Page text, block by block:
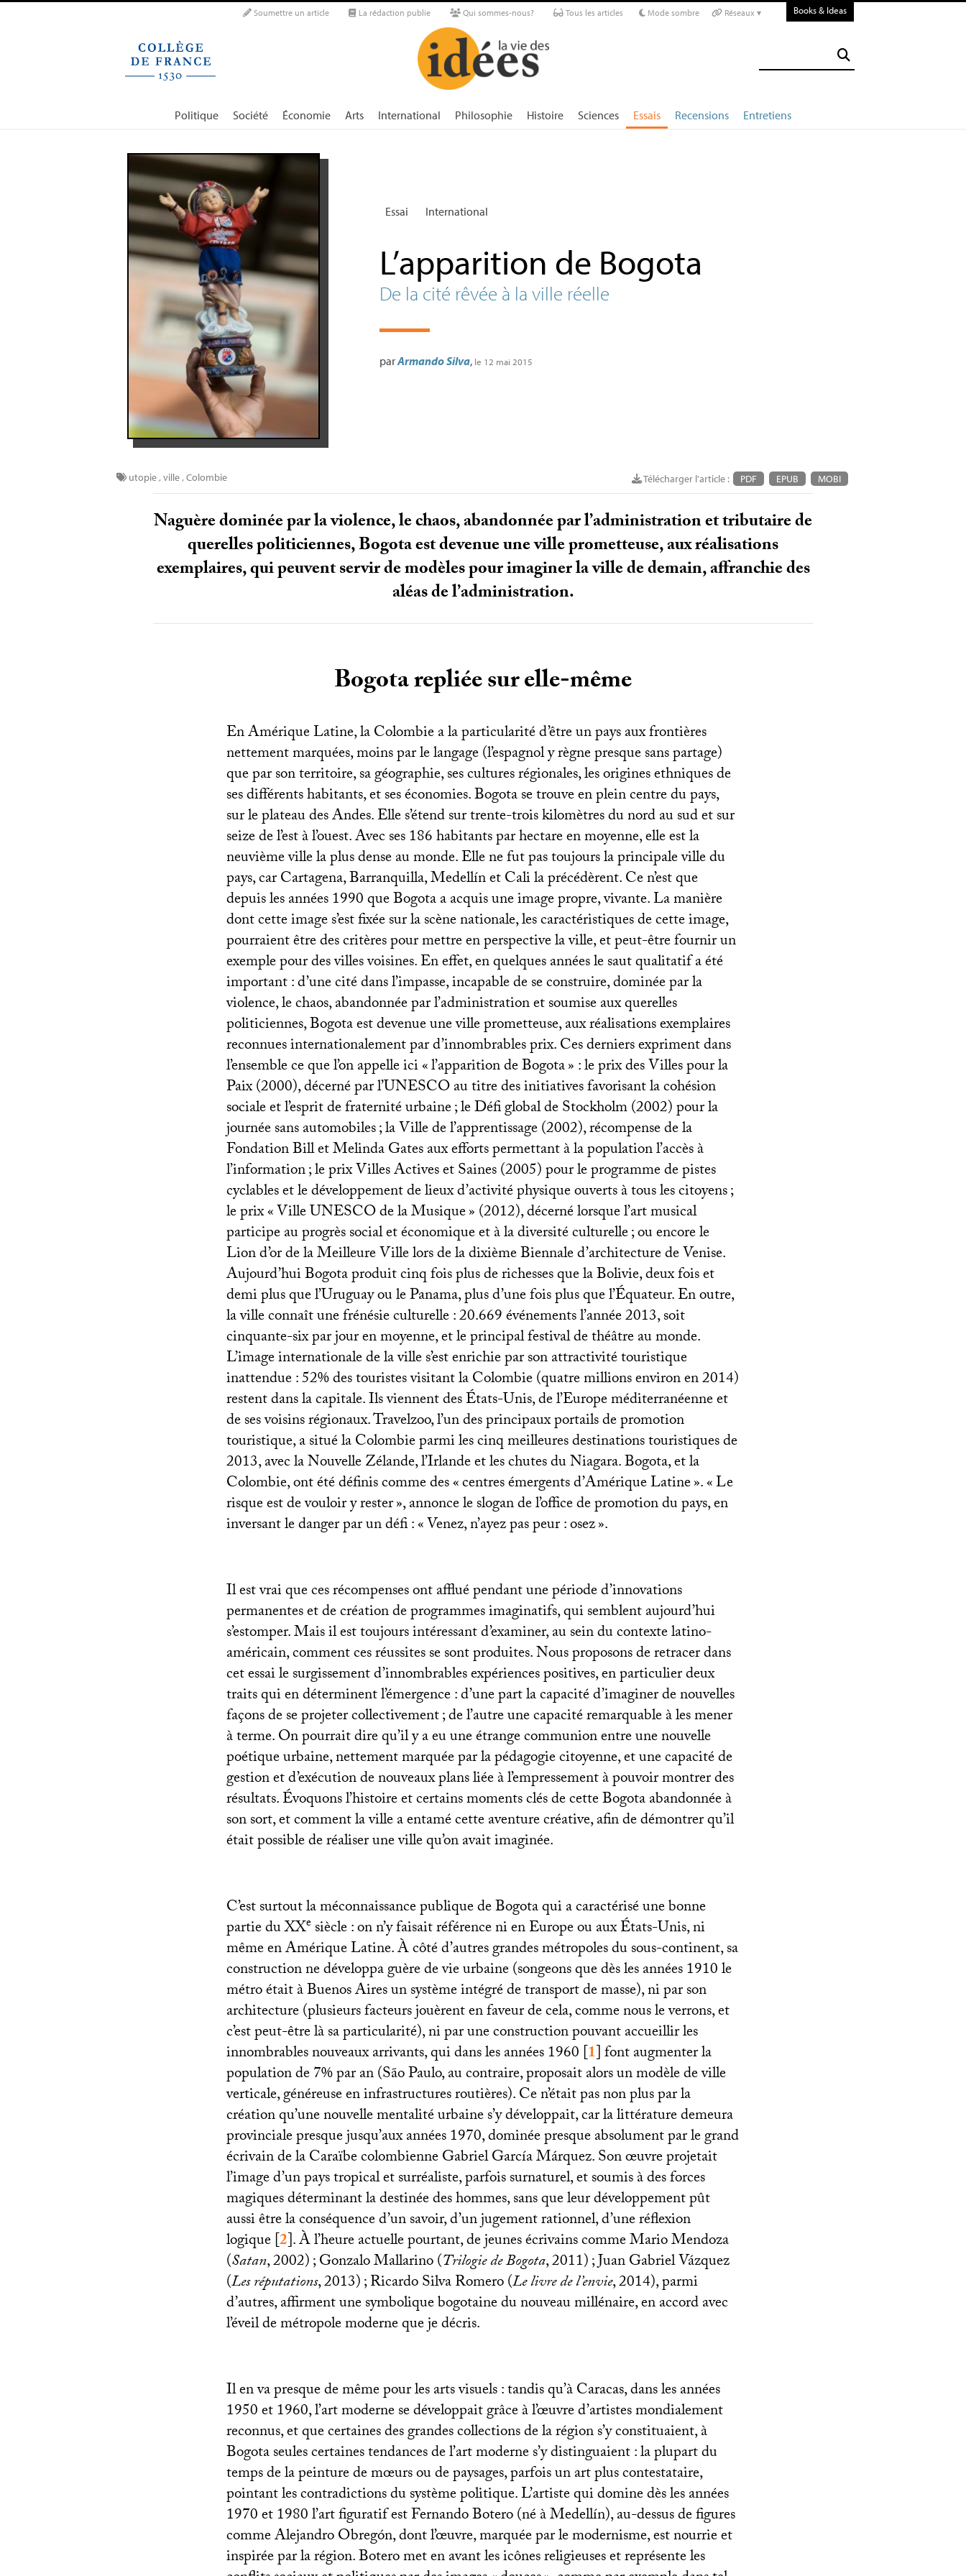
Soumettre un article La rédaction publie Qui sommes-nous? Tous les articles Mode sombre Réseaux ▾ Books & Ideas
Politique Société Économie Arts International Philosophie Histoire Sciences Essais Recensions Entretiens
Essai International
L’apparition de Bogota
De la cité rêvée à la ville réelle
parArmando Silva, le 12 mai 2015
Télécharger l'article : PDF EPUB MOBI
utopie,ville,Colombie
Naguère dominée par la violence, le chaos, abandonnée par l’administration et tributaire de
querelles politiciennes, Bogota est devenue une ville prometteuse, aux réalisations
exemplaires, qui peuvent servir de modèles pour imaginer la ville de demain, affranchie des
aléas de l’administration.
Bogota repliée sur elle-même
En Amérique Latine, la Colombie a la particularité d’être un pays aux frontières
nettement marquées, moins par le langage (l’espagnol y règne presque sans partage)
que par son territoire, sa géographie, ses cultures régionales, les origines ethniques de
ses différents habitants, et ses économies. Bogota se trouve en plein centre du pays,
sur le plateau des Andes. Elle s’étend sur trente-trois kilomètres du nord au sud et sur
seize de l’est à l’ouest. Avec ses 186 habitants par hectare en moyenne, elle est la
neuvième ville la plus dense au monde. Elle ne fut pas toujours la principale ville du
pays, car Cartagena, Barranquilla, Medellín et Cali la précédèrent. Ce n’est que
depuis les années 1990 que Bogota a acquis une image propre, vivante. La manière
dont cette image s’est fixée sur la scène nationale, les caractéristiques de cette image,
pourraient être des critères pour mettre en perspective la ville, et peut-être fournir un
exemple pour des villes voisines. En effet, en quelques années le saut qualitatif a été
important : d’une cité dans l’impasse, incapable de se construire, dominée par la
violence, le chaos, abandonnée par l’administration et soumise aux querelles
politiciennes, Bogota est devenue une ville prometteuse, aux réalisations exemplaires
reconnues internationalement par d’innombrables prix. Ces derniers expriment dans
l’ensemble ce que l’on appelle ici «l’apparition de Bogota» : le prix des Villes pour la
Paix (2000), décerné par l’UNESCOau titre des initiatives favorisant la cohésion
sociale et l’esprit de fraternité urbaine; le Défi global de Stockholm (2002) pour la
journée sans automobiles; la Ville de l’apprentissage (2002), récompense de la
Fondation Bill et Melinda Gates aux efforts permettant à la population l’accès à
l’information; le prix Villes Actives et Saines (2005) pour le programme de pistes
cyclables et le développement de lieux d’activité physique ouverts à tous les citoyens;
le prix «VilleUNESCOde la Musique» (2012), décerné lorsque l’art musical
participe au progrès social et économique et à la diversité culturelle; ou encore le
Lion d’or de la Meilleure Ville lors de la dixième Biennale d’architecture de Venise.
Aujourd’hui Bogota produit cinq fois plus de richesses que la Bolivie, deux fois et
demi plus que l’Uruguay ou le Panama, plus d’une fois plus que l’Équateur. En outre,
la ville connaît une frénésie culturelle : 20.669 événements l’année 2013, soit
cinquante-six par jour en moyenne, et le principal festival de théâtre au monde.
L’image internationale de la ville s’est enrichie par son attractivité touristique
inattendue : 52% des touristes visitant la Colombie (quatre millions environ en 2014)
restent dans la capitale. Ils viennent des États-Unis, de l’Europe méditerranéenne et
de ses voisins régionaux. Travelzoo, l’un des principaux portails de promotion
touristique, a situé la Colombie parmi les cinq meilleures destinations touristiques de
2013, avec la Nouvelle Zélande, l’Irlande et les chutes du Niagara. Bogota, et la
Colombie, ont été définis comme des «centres émergents d’Amérique Latine». «Le
risque est de vouloir y rester», annonce le slogan de l’office de promotion du pays, en
inversant le danger par un défi : «Venez, n’ayez pas peur : osez».
Il est vrai que ces récompenses ont afflué pendant une période d’innovations
permanentes et de création de programmes imaginatifs, qui semblent aujourd’hui
s’estomper. Mais il est toujours intéressant d’examiner, au sein du contexte latino-
américain, comment ces réussites se sont produites. Nous proposons de retracer dans
cet essai le surgissement d’innombrables expériences positives, en particulier deux
traits qui en déterminent l’émergence : d’une part la capacité d’imaginer de nouvelles
façons de se projeter collectivement; de l’autre une capacité remarquable à les mener
à terme. On pourrait dire qu’il y a eu une étrange communion entre une nouvelle
poétique urbaine, nettement marquée par la pédagogie citoyenne, et une capacité de
gestion et d’exécution de nouveaux plans liée à l’empressement à pouvoir montrer des
résultats. Évoquons l’histoire et certains moments clés de cette Bogota abandonnée à
son sort, et comment la ville a entamé cette aventure créative, afin de démontrer qu’il
était possible de réaliser une ville qu’on avait imaginée.
C’est surtout la méconnaissance publique de Bogota qui a caractérisé une bonne
partie duXXe siècle : on n’y faisait référence ni en Europe ou aux États-Unis, ni
même en Amérique Latine. À côté d’autres grandes métropoles du sous-continent, sa
construction ne développa guère de vie urbaine (songeons que dès les années 1910 le
métro était à Buenos Aires un système intégré de transport de masse), ni par son
architecture (plusieurs facteurs jouèrent en faveur de cela, comme nous le verrons, et
c’est peut-être là sa particularité), ni par une construction pouvant accueillir les
innombrables nouveaux arrivants, qui dans les années 1960[1]font augmenter la
population de 7% par an (São Paulo, au contraire, proposait alors un modèle de ville
verticale, généreuse en infrastructures routières). Ce n’était pas non plus par la
création qu’une nouvelle mentalité urbaine s’y développait, car la littérature demeura
provinciale presque jusqu’aux années 1970, dominée presque absolument par le grand
écrivain de la Caraïbe colombienne Gabriel García Márquez. Son œuvre projetait
l’image d’un pays tropical et surréaliste, parfois surnaturel, et soumis à des forces
magiques déterminant la destinée des hommes, sans que leur développement pût
aussi être la conséquence d’un savoir, d’un jugement rationnel, d’une réflexion
logique[2]. À l’heure actuelle pourtant, de jeunes écrivains comme Mario Mendoza
(Satan, 2002); Gonzalo Mallarino (Trilogie de Bogota, 2011); Juan Gabriel Vázquez
(Les réputations, 2013); Ricardo Silva Romero (Le livre de l’envie, 2014), parmi
d’autres, affirment une symbolique bogotaine du nouveau millénaire, en accord avec
l’éveil de métropole moderne que je décris.
Il en va presque de même pour les arts visuels : tandis qu’à Caracas, dans les années
1950 et 1960, l’art moderne se développait grâce à l’œuvre d’artistes mondialement
reconnus, et que certaines des grandes collections de la région s’y constituaient, à
Bogota seules certaines tendances de l’art moderne s’y distinguaient : la plupart du
temps de la peinture de mœurs ou de paysages, parfois un art plus contestataire,
pointant les contradictions du système politique. L’artiste qui domine dès les années
1970 et 1980 l’art figuratif est Fernando Botero (né à Medellín), au-dessus de figures
comme Alejandro Obregón, dont l’œuvre, marquée par le modernisme, est nourrie et
inspirée par la région. Botero met en avant les icônes religieuses et représente les